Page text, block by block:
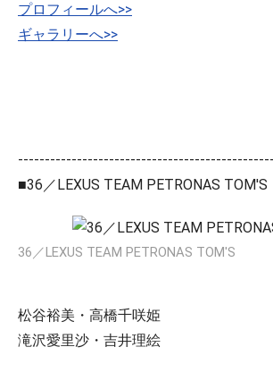
プロフィールへ>>
ギャラリーへ>>
■36／LEXUS TEAM PETRONAS TOM'S
36／LEXUS TEAM PETRONAS TOM'S
松谷裕美・高橋千咲姫
滝沢愛里沙・吉井理絵